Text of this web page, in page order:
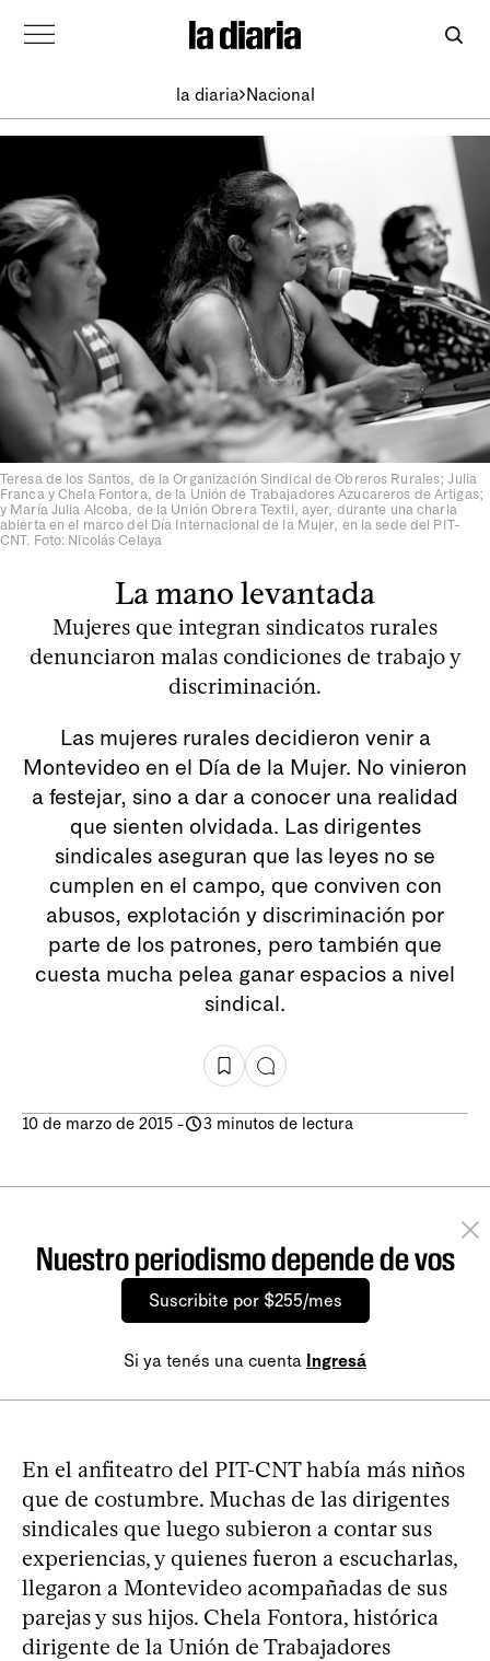
la diaria Nacional
Teresa de los Santos, de la Organización Sindical de Obreros Rurales; Julia
Franca y Chela Fontora, de la Unión de Trabajadores Azucareros de Artigas;
y María Julia Alcoba, de la Unión Obrera Textil, ayer, durante una charla
abierta en el marco del Día Internacional de la Mujer, en la sede del PIT-
CNT. Foto: Nicolás Celaya
La mano levantada
Mujeres que integran sindicatos rurales
denunciaron malas condiciones de trabajo y
discriminación.
Las mujeres rurales decidieron venir a
Montevideo en el Día de la Mujer. No vinieron
a festejar, sino a dar a conocer una realidad
que sienten olvidada. Las dirigentes
sindicales aseguran que las leyes no se
cumplen en el campo, que conviven con
abusos, explotación y discriminación por
parte de los patrones, pero también que
cuesta mucha pelea ganar espacios a nivel
sindical.
10 de marzo de 2015 - 3 minutos de lectura
Nuestro periodismo depende de vos
Suscribite por $255/mes
Si ya tenés una cuenta Ingresá
En el anfiteatro del PIT-CNT había más niños
que de costumbre. Muchas de las dirigentes
sindicales que luego subieron a contar sus
experiencias, y quienes fueron a escucharlas,
llegaron a Montevideo acompañadas de sus
parejas y sus hijos. Chela Fontora, histórica
dirigente de la Unión de Trabajadores